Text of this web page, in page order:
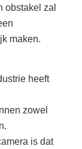
obstakel zal
maken.
heeft
zowel
is dat